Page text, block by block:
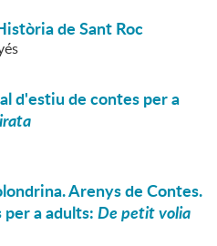
de Sant Roc
d'estiu de contes per a
Arenys de Contes.
a adults:De petit volia